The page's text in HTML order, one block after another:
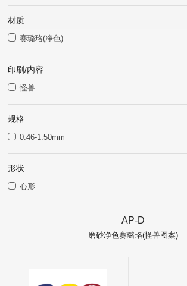
材质
赛璐珞(净色)
印刷/内容
怪兽
规格
0.46-1.50mm
形状
心形
AP-D
磨砂净色赛璐珞(怪兽图案)